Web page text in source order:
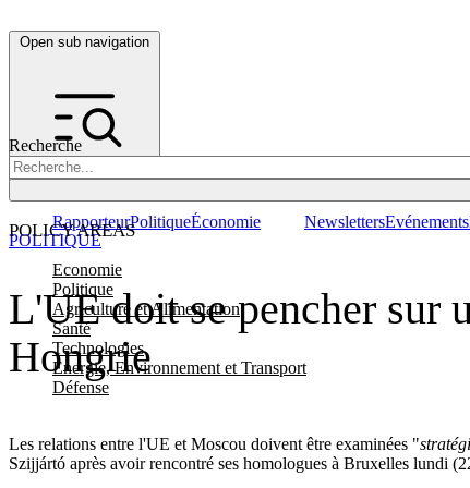
Open sub navigation
Recherche
POLICY AREAS
Economie
Politique
Agriculture et Alimentation
Santé
Technologies
Energie, Environnement et Transport
Défense
RapporteurPolitiqueÉconomie NewslettersEvénements
L'UE doit se pencher sur
Hongrie
Les relations entre l'UE et Moscou doivent être examinées "
Szijjártó après avoir rencontré ses homologues à Bruxelles lundi
POLITIQUE